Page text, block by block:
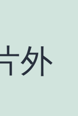
外